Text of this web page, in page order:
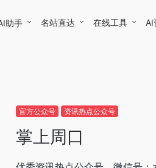
助手 名站直达 在线工具 AI
官方公众号 资讯热点公众号
掌上周口